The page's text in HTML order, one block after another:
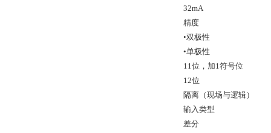
32mA
精度
•双极性
•单极性
11位，加1符号位
12位
隔离（现场与逻辑）
输入类型
差分